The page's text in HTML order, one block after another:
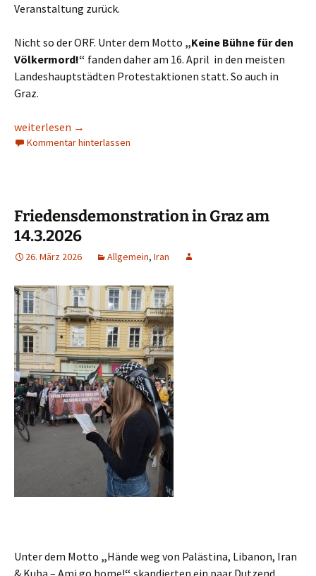
Veranstaltung zurück.
Nicht so der ORF. Unter dem Motto „Keine Bühne für den
Völkermord!“ fanden daher am 16. April in den meisten
Landeshauptstädten Protestaktionen statt. So auch in
Graz.
Aktion gegen Israels-Teilnahme am ESC im ORF-
weiterlesen →
Kommentar hinterlassen
Friedensdemonstration in Graz am
14.3.2026
26. März 2026 Allgemein, Iran
Unter dem Motto „Hände weg von Palästina, Libanon, Iran
& Kuba – Ami go home!“ skandierten ein paar Dutzend